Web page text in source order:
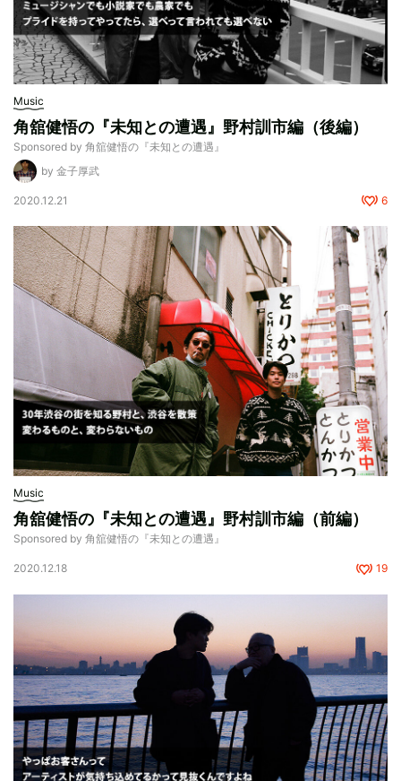
Music
角舘健悟の『未知との遭遇』野村訓市編（後編）
Sponsored by 角舘健悟の『未知との遭遇』
by 金子厚武
2020.12.21 6
Music
角舘健悟の『未知との遭遇』野村訓市編（前編）
Sponsored by 角舘健悟の『未知との遭遇』
2020.12.18 19